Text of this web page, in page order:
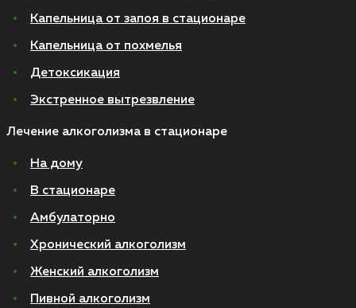
Капельница от запоя в стационаре
Капельница от похмелья
Детоксикация
Экстренное вытрезвление
Лечение алкоголизма в стационаре
На дому
В стационаре
Амбулаторно
Хронический алкоголизм
Женский алкоголизм
Пивной алкоголизм